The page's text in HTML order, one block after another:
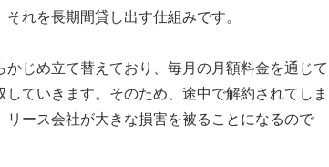
れを長期間貸し出す仕組みです。
じめ立て替えており、毎月の月額料金を通じて
ていきます。そのため、途中で解約されてしま
ース会社が大きな損害を被ることになるので